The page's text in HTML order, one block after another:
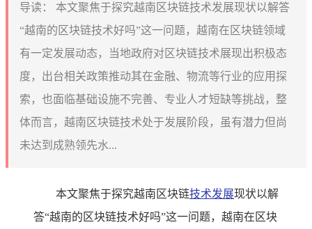
导读：
本文聚焦于探究越南区块链技术发展现状以解答
“越南的区块链技术好吗”这一问题，越南在区块链领域
有一定发展动态，当地政府对区块链技术展现出积极态
度，出台相关政策推动其在金融、物流等行业的应用探
索，也面临基础设施不完善、专业人才短缺等挑战，整
体而言，越南区块链技术处于发展阶段，虽有潜力但尚
未达到成熟领先水...
本文聚焦于探究越南区块链技术发展现状以解
答“越南的区块链技术好吗”这一问题，越南在区块